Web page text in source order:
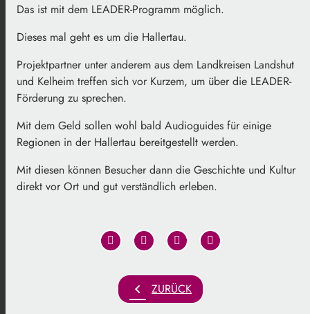
Das ist mit dem LEADER-Programm möglich.
Dieses mal geht es um die Hallertau.
Projektpartner unter anderem aus dem Landkreisen Landshut
und Kelheim treffen sich vor Kurzem, um über die LEADER-
Förderung zu sprechen.
Mit dem Geld sollen wohl bald Audioguides für einige
Regionen in der Hallertau bereitgestellt werden.
Mit diesen können Besucher dann die Geschichte und Kultur
direkt vor Ort und gut verständlich erleben.
chevron_left ZURÜCK